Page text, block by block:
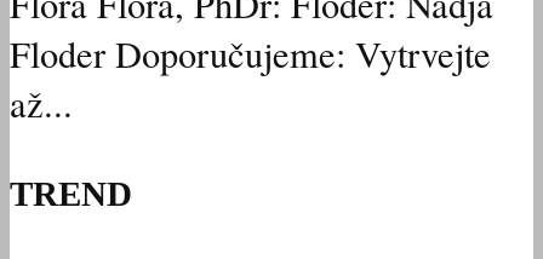
Floder Doporučujeme: Vytrvejte
až...
TREND